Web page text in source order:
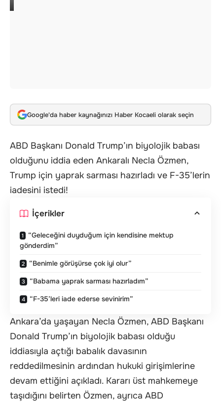
Google'da haber kaynağınızı Haber Kocaeli olarak seçin
ABD Başkanı Donald Trump’ın biyolojik babası
olduğunu iddia eden Ankaralı Necla Özmen,
Trump için yaprak sarması hazırladı ve F-35’lerin
iadesini istedi!
İçerikler
“Geleceğini duyduğum için kendisine mektup
gönderdim”
“Benimle görüşürse çok iyi olur”
“Babama yaprak sarması hazırladım”
“F-35’leri iade ederse sevinirim”
Ankara’da yaşayan Necla Özmen, ABD Başkanı
Donald Trump’ın biyolojik babası olduğu
iddiasıyla açtığı babalık davasının
reddedilmesinin ardından hukuki girişimlerine
devam ettiğini açıkladı. Kararı üst mahkemeye
taşıdığını belirten Özmen, ayrıca ABD